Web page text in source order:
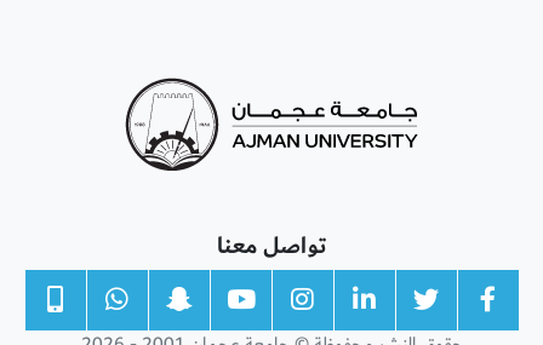
تواصل معنا